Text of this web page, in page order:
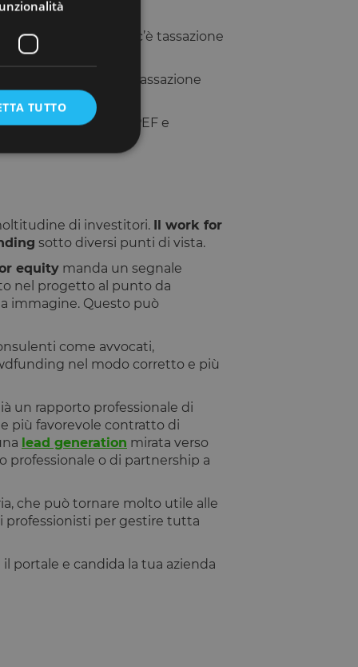
quote o azioni non c’è tassazione
delle quote, come tassazione
soggetto a IRPEF e
di investitori.
Il work for
sotto diversi punti di vista.
equity manda un segnale
nel progetto al punto da
immagine. Questo può
come avvocati,
nel modo corretto e più
un rapporto professionale di
più favorevole contratto di
lead generation mirata verso
professionale o di partnership a
che può tornare molto utile alle
professionisti per gestire tutta
portale e candida la tua azienda
TUTTO
e bot. Ciò è
validi
un'istanza
PHP. Si tratta di
variabili di
in modo
per il sito,
per un utente
del sito a
dei cookie di
al sito avranno
che possano